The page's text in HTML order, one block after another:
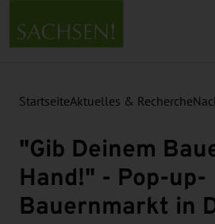
StartseiteAktuelles & Recherche
"Gib Deinem
Hand!" - Pop-up-
Bauernmarkt in